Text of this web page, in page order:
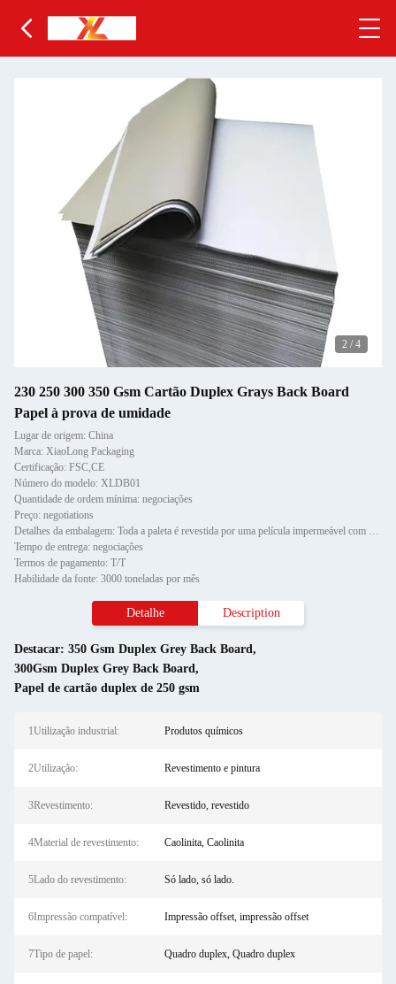
2 / 4
230 250 300 350 Gsm Cartão Duplex Grays Back Board
Papel à prova de umidade
Lugar de origem: China
Marca: XiaoLong Packaging
Certificação: FSC,CE
Número do modelo: XLDB01
Quantidade de ordem mínima: negociações
Preço: negotiations
Detalhes da embalagem: Toda a paleta é revestida por uma película impermeável com protetor de canto de papel e fixada por d
Tempo de entrega: negociações
Termos de pagamento: T/T
Habilidade da fonte: 3000 toneladas por mês
Detalhe Description
Destacar: 350 Gsm Duplex Grey Back Board,
300Gsm Duplex Grey Back Board,
Papel de cartão duplex de 250 gsm
1Utilização industrial: Produtos químicos
2Utilização: Revestimento e pintura
3Revestimento: Revestido, revestido
4Material de revestimento: Caolinita, Caolinita
5Lado do revestimento: Só lado, só lado.
6Impressão compatível: Impressão offset, impressão offset
7Tipo de papel: Quadro duplex, Quadro duplex